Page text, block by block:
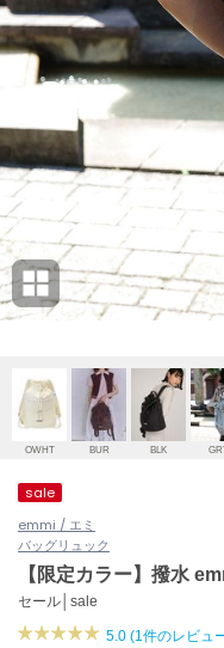
(2008)
リー (655)
ョン雑貨 (848)
/ランジェリー (127)
ェア (124)
(121)
adidas
アディダス
adidas by Stella McCartney
アディダス バイ ステラマッカ
ALLISON BROWN
アリソンブラウン
amabro
アマブロ
Ame no chi Hare
アメノチハレ
ánuans
アニュアンス
ànuke
アンヌーク
ASICS
アシックス
OWHT BUR BLK
sale
emmi / エミ
バッグリュック
【限定カラー】撥水
セール│sale
5.0 (1件のレビュ